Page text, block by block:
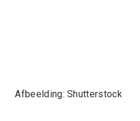
Afbeelding: Shutterstock